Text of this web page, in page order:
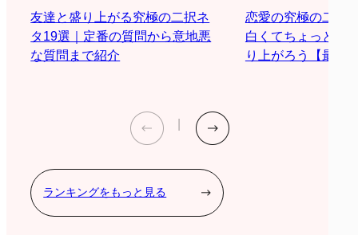
友達と盛り上がる究極の二択ネ
タ19選｜定番の質問から意地悪
な質問まで紹介
恋愛の究極の二択
白くてちょっと際
り上がろう【最新
ランキングをもっと見る